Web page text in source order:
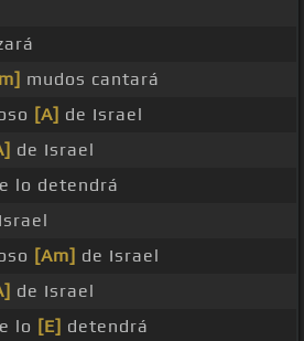
mudos cantará
[A] de Israel
de Israel
lo detendrá
[Am] de Israel
de Israel
lo [E] detendrá